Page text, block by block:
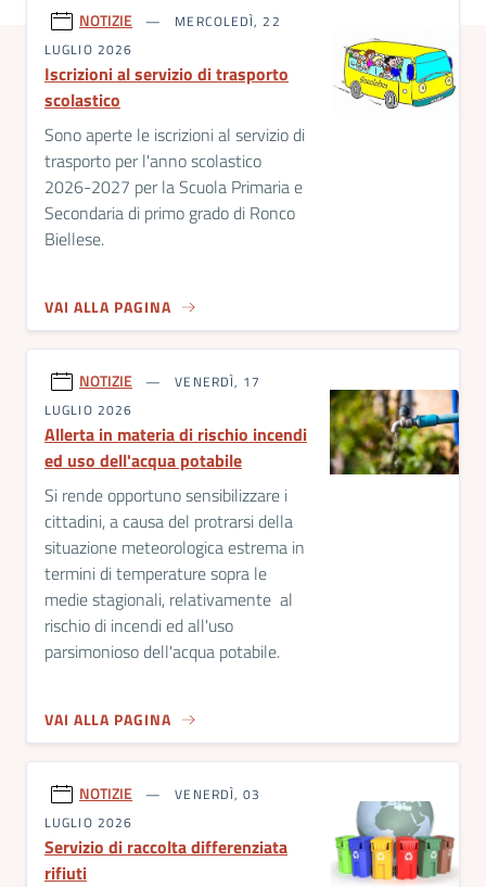
NOTIZIE
MERCOLEDÌ, 22
LUGLIO 2026
Iscrizioni al servizio di trasporto
scolastico
Sono aperte le iscrizioni al servizio di
trasporto per l'anno scolastico
2026-2027 per la Scuola Primaria e
Secondaria di primo grado di Ronco
Biellese.
VAI ALLA PAGINA
NOTIZIE
VENERDÌ, 17
LUGLIO 2026
Allerta in materia di rischio incendi
ed uso dell'acqua potabile
Si rende opportuno sensibilizzare i
cittadini, a causa del protrarsi della
situazione meteorologica estrema in
termini di temperature sopra le
medie stagionali, relativamente al
rischio di incendi ed all'uso
parsimonioso dell'acqua potabile.
VAI ALLA PAGINA
NOTIZIE
VENERDÌ, 03
LUGLIO 2026
Servizio di raccolta differenziata
rifiuti